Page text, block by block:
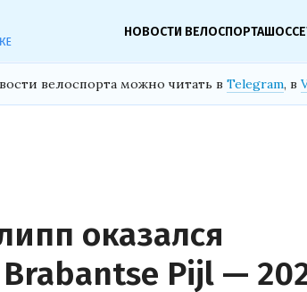
НОВОСТИ ВЕЛОСПОРТАШОССЕ
велоспорта можно читать в Telegram, в
оказался
Pijl —